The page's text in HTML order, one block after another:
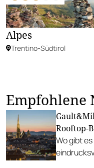
Alpes
Trentino-Südtirol
Empfohlene
Rooftop-
Wo gibt